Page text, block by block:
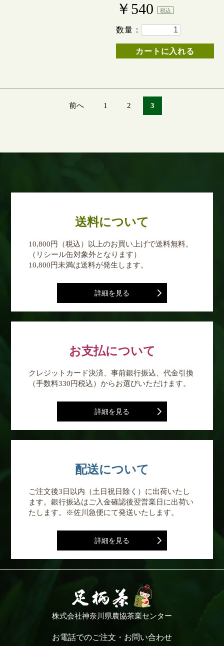
￥540 税込
数量：
カートに入れる
前へ 1 2 3
送料について
10,800円（税込）以上のお買い上げで送料無料。
（リシール缶対象外となります）
10,800円未満は送料が発生します。
詳細を見る
お支払について
クレジットカード決済、事前銀行振込、代金引換
（手数料330円税込）からお選びいただけます。
詳細を見る
配送について
ご注文後3日以内（土日祝日除く）に出荷いたし
ます。銀行振込はご入金確認後翌営業日に出荷い
たします。※佐川急便にて発送いたします。
詳細を見る
株式会社神奈川県農協茶業センター
お電話でのご注文・お問い合わせ